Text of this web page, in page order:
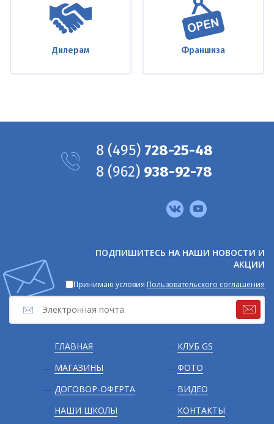
Дилерам Франшиза
Подвал
ГЛАВНАЯ
МАГАЗИНЫ
ДОГОВОР-ОФЕРТА
НАШИ ШКОЛЫ
КЛУБ GS
ФОТО
ВИДЕО
КОНТАКТЫ
ПОДПИШИТЕСЬ НА НАШИ НОВОСТИ И
АКЦИИ
Принимаю условия Пользовательского соглашения
8 (495) 728-25-48
8 (962) 938-92-78